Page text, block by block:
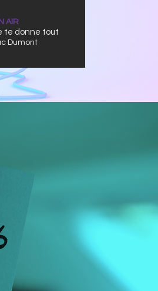
AIR
te donne tout
Dumont